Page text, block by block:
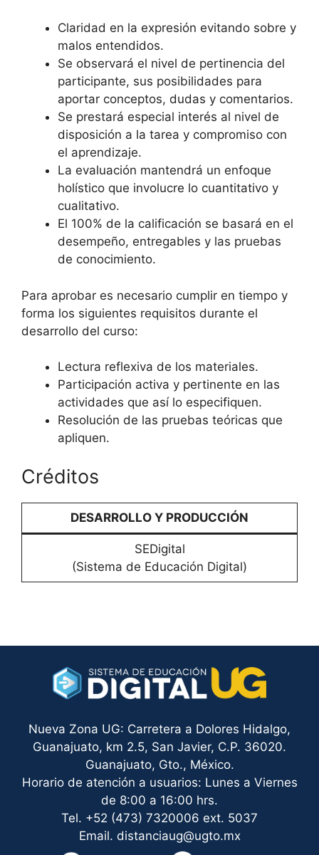
Claridad en la expresión evitando sobre y
malos entendidos.
Se observará el nivel de pertinencia del
participante, sus posibilidades para
aportar conceptos, dudas y comentarios.
Se prestará especial interés al nivel de
disposición a la tarea y compromiso con
el aprendizaje.
La evaluación mantendrá un enfoque
holístico que involucre lo cuantitativo y
cualitativo.
El 100% de la calificación se basará en el
desempeño, entregables y las pruebas
de conocimiento.
Para aprobar es necesario cumplir en tiempo y
forma los siguientes requisitos durante el
desarrollo del curso:
Lectura reflexiva de los materiales.
Participación activa y pertinente en las
actividades que así lo especifiquen.
Resolución de las pruebas teóricas que
apliquen.
Créditos
DESARROLLO Y PRODUCCIÓN
SEDigital
(Sistema de Educación Digital)
Nueva Zona UG: Carretera a Dolores Hidalgo,
Guanajuato, km 2.5, San Javier, C.P. 36020.
Guanajuato, Gto., México.
Horario de atención a usuarios: Lunes a Viernes
de 8:00 a 16:00 hrs.
Tel. +52 (473) 7320006 ext. 5037
Email. distanciaug@ugto.mx